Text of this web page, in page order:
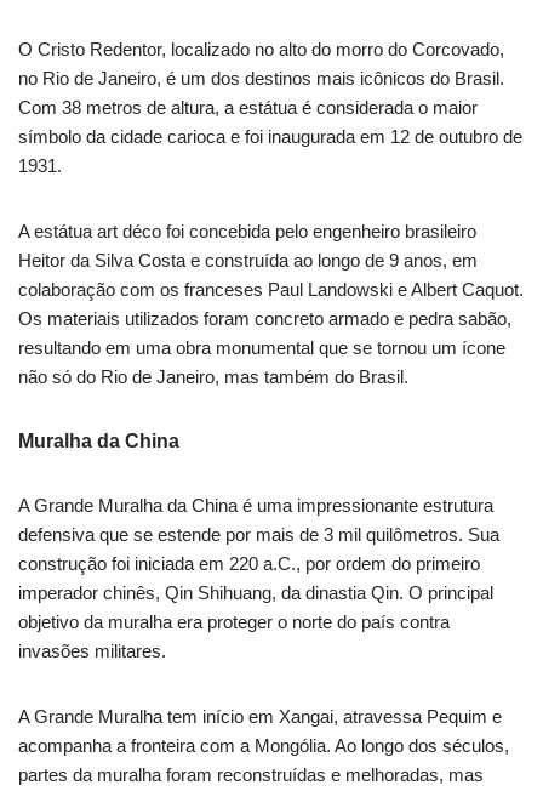
O Cristo Redentor, localizado no alto do morro do Corcovado,
no Rio de Janeiro, é um dos destinos mais icônicos do Brasil.
Com 38 metros de altura, a estátua é considerada o maior
símbolo da cidade carioca e foi inaugurada em 12 de outubro de
1931.
A estátua art déco foi concebida pelo engenheiro brasileiro
Heitor da Silva Costa e construída ao longo de 9 anos, em
colaboração com os franceses Paul Landowski e Albert Caquot.
Os materiais utilizados foram concreto armado e pedra sabão,
resultando em uma obra monumental que se tornou um ícone
não só do Rio de Janeiro, mas também do Brasil.
Muralha da China
A Grande Muralha da China é uma impressionante estrutura
defensiva que se estende por mais de 3 mil quilômetros. Sua
construção foi iniciada em 220 a.C., por ordem do primeiro
imperador chinês, Qin Shihuang, da dinastia Qin. O principal
objetivo da muralha era proteger o norte do país contra
invasões militares.
A Grande Muralha tem início em Xangai, atravessa Pequim e
acompanha a fronteira com a Mongólia. Ao longo dos séculos,
partes da muralha foram reconstruídas e melhoradas, mas